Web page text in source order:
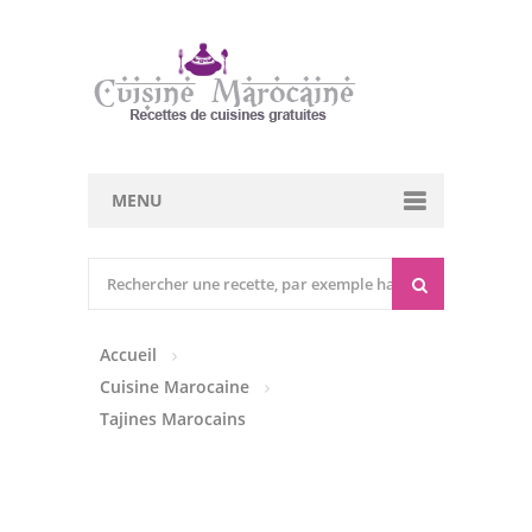
MENU
Entrées Froides
Tajines
Accueil
Cuisine Marocaine
Tajines Marocains